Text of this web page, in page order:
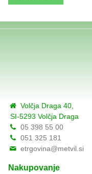
Volčja Draga 40,
SI-5293 Volčja Draga
05 398 55 00
051 325 181
etrgovina@metvil.si
Nakupovanje